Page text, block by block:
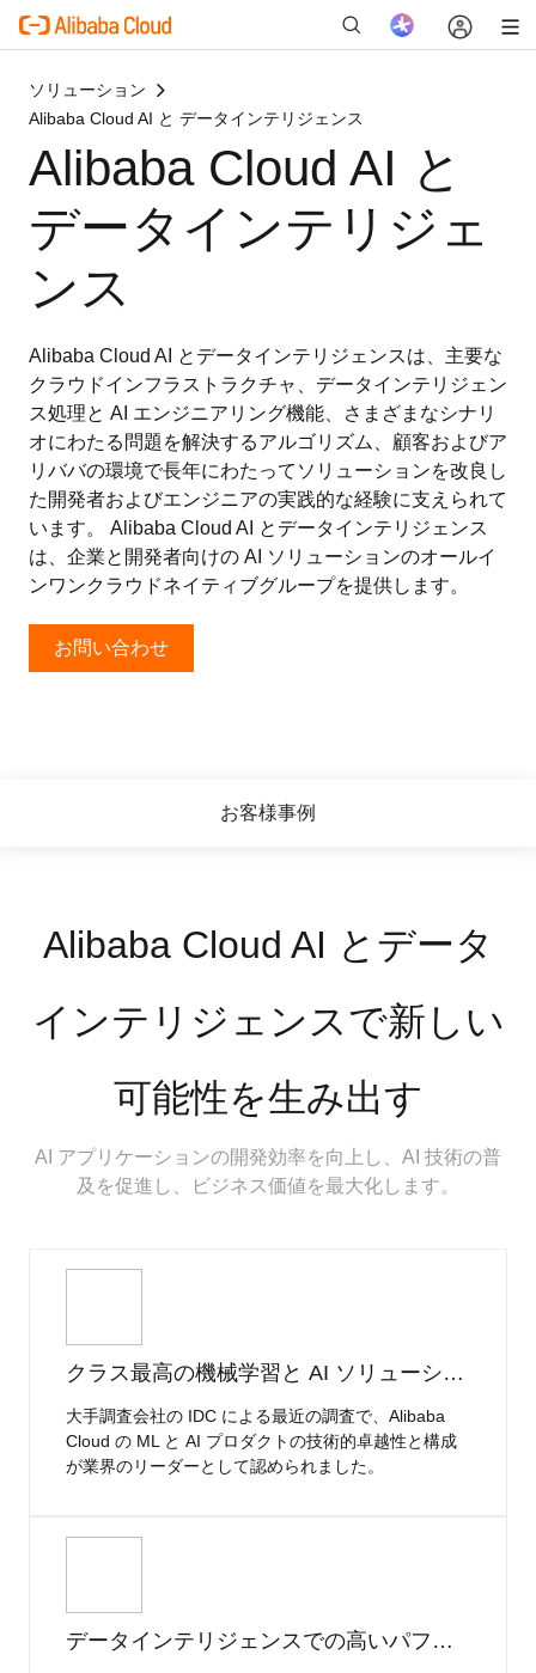
ソリューション
Alibaba Cloud AI と データインテリジェンス
Alibaba Cloud AI と
データインテリジェ
ンス
Alibaba Cloud AI とデータインテリジェンスは、主要な
クラウドインフラストラクチャ、データインテリジェン
ス処理と AI エンジニアリング機能、さまざまなシナリ
オにわたる問題を解決するアルゴリズム、顧客およびア
リババの環境で長年にわたってソリューションを改良し
た開発者およびエンジニアの実践的な経験に支えられて
います。 Alibaba Cloud AI とデータインテリジェンス
は、企業と開発者向けの AI ソリューションのオールイ
ンワンクラウドネイティブグループを提供します。
お問い合わせ
お客様事例
Alibaba Cloud AI とデータ
インテリジェンスで新しい
可能性を生み出す
AI アプリケーションの開発効率を向上し、AI 技術の普
及を促進し、ビジネス価値を最大化します。
クラス最高の機械学習と AI ソリューション
大手調査会社の IDC による最近の調査で、Alibaba
Cloud の ML と AI プロダクトの技術的卓越性と構成
が業界のリーダーとして認められました。
データインテリジェンスでの高いパフォーマンス